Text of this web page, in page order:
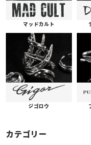
マッドカルト
ジゴロウ
カテゴリー